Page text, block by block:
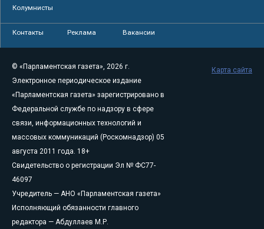
Колумнисты
Контакты Реклама Вакансии
© «Парламентская газета», 2026 г.
Электронное периодическое издание
«Парламентская газета» зарегистрировано в
Федеральной службе по надзору в сфере
связи, информационных технологий и
массовых коммуникаций (Роскомнадзор) 05
августа 2011 года. 18+
Свидетельство о регистрации Эл № ФС77-
46097
Учредитель — АНО «Парламентская газета»
Исполняющий обязанности главного
редактора — Абдуллаев М.Р.
Карта сайта